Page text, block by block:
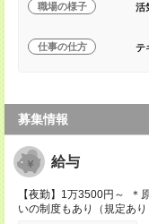
職場の様子 活
仕事の仕方 テ
募集情報
給与
【夜勤】1万3500円～ ＊
いの制度もあり（規定あ